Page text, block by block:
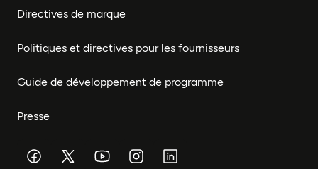
Directives de marque
Politiques et directives pour les fournisseurs
Guide de développement de programme
Presse